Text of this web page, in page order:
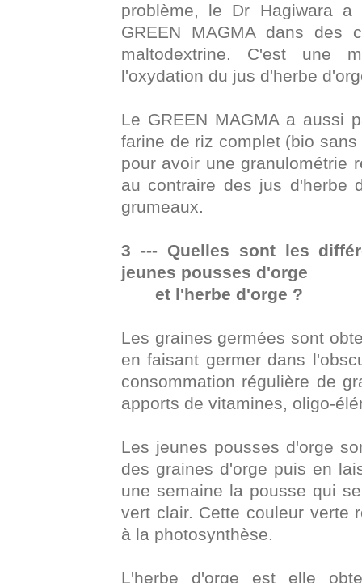
problème, le Dr Hagiwara
GREEN MAGMA dans des
maltodextrine. C'est une
l'oxydation du jus d'herbe
Le GREEN MAGMA a aussi
farine de riz complet (bio
pour avoir une granulométrie
au contraire des jus d'herbe
grumeaux.
3 --- Quelles sont les
jeunes pousses d'orge
et l'herbe d'orge ?
Les graines germées sont
en faisant germer dans
consommation régulière de
apports de vitamines, oligo-
Les jeunes pousses d'orge
des graines d'orge puis en
une semaine la pousse qui
vert clair. Cette couleur verte
à la photosynthèse.
L'herbe d'orge est elle